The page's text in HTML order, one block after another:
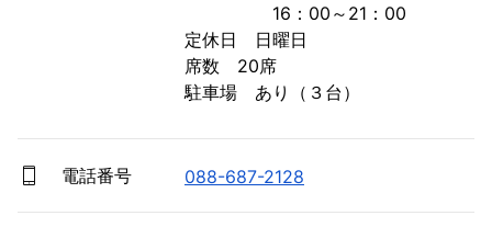
16：00～21：00
定休日　日曜日
席数　20席
駐車場　あり（３台）
電話番号 088-687-2128